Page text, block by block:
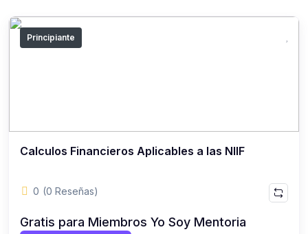
Principiante
Calculos Financieros Aplicables a las NIIF
0 (0 Reseñas)
Gratis para Miembros Yo Soy Mentoria